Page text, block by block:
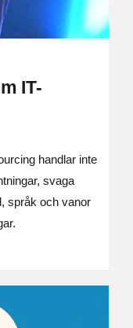
IT-
handlar inte
svaga
språk och vanor